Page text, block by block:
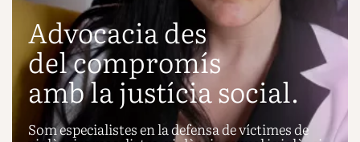
Advocacia des
del compromís
amb la justícia social.
Som especialistes en la defensa de víctimes de